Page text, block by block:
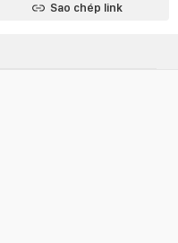
Sao chép link